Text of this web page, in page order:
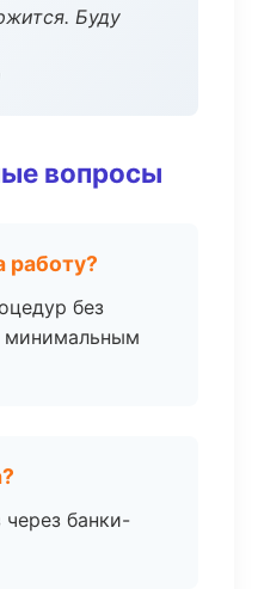
Буду
вопросы
работу?
без
минимальным
банки-